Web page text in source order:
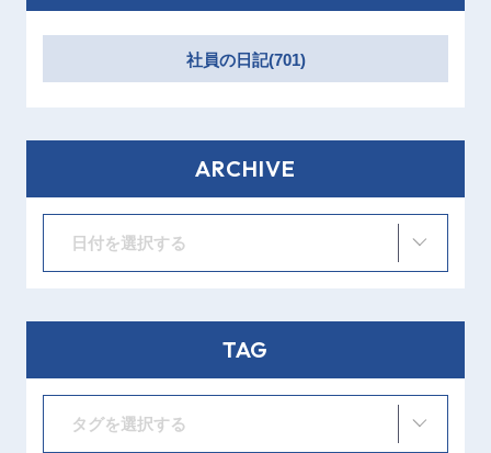
社員の日記(701)
ARCHIVE
日付を選択する
TAG
タグを選択する